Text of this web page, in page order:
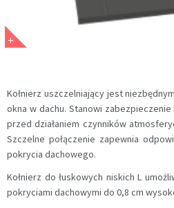
Kołnierz uszczelniający jest
okna w dachu. Stanowi
przed działaniem czynników
Szczelne połączenie zapewnia
pokrycia dachowego.
Kołnierz do łuskowych niskich L
pokryciami dachowymi do 0,8 cm